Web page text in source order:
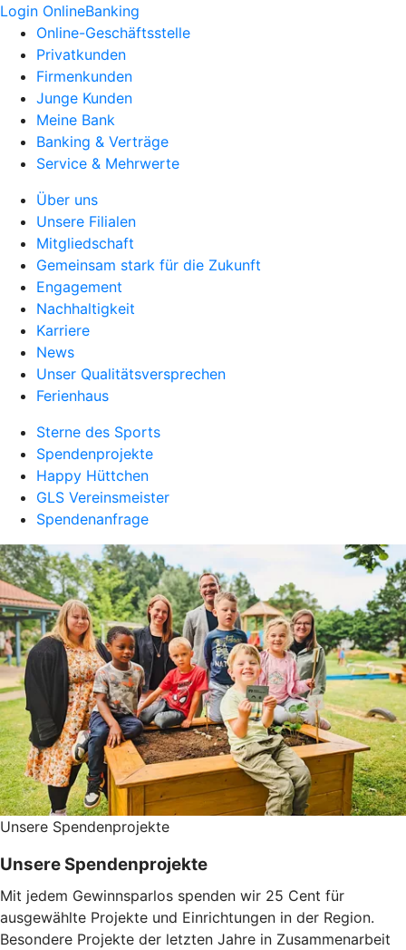
Login OnlineBanking
Online-Geschäftsstelle
Privatkunden
Firmenkunden
Junge Kunden
Meine Bank
Banking & Verträge
Service & Mehrwerte
Über uns
Unsere Filialen
Mitgliedschaft
Gemeinsam stark für die Zukunft
Engagement
Nachhaltigkeit
Karriere
News
Unser Qualitätsversprechen
Ferienhaus
Sterne des Sports
Spendenprojekte
Happy Hüttchen
GLS Vereinsmeister
Spendenanfrage
Unsere Spendenprojekte
Unsere Spendenprojekte
Mit jedem Gewinnsparlos spenden wir 25 Cent für
ausgewählte Projekte und Einrichtungen in der Region.
Besondere Projekte der letzten Jahre in Zusammenarbeit